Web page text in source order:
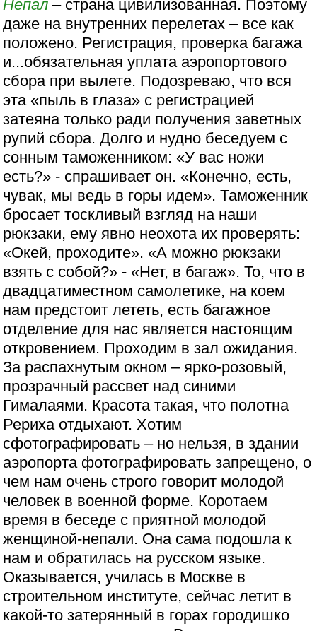
Непал – страна цивилизованная. Поэтому
даже на внутренних перелетах – все как
положено. Регистрация, проверка багажа
и...обязательная уплата аэропортового
сбора при вылете. Подозреваю, что вся
эта «пыль в глаза» с регистрацией
затеяна только ради получения заветных
рупий сбора. Долго и нудно беседуем с
сонным таможенником: «У вас ножи
есть?» - спрашивает он. «Конечно, есть,
чувак, мы ведь в горы идем». Таможенник
бросает тоскливый взгляд на наши
рюкзаки, ему явно неохота их проверять:
«Окей, проходите». «А можно рюкзаки
взять с собой?» - «Нет, в багаж». То, что в
двадцатиместном самолетике, на коем
нам предстоит лететь, есть багажное
отделение для нас является настоящим
откровением. Проходим в зал ожидания.
За распахнутым окном – ярко-розовый,
прозрачный рассвет над синими
Гималаями. Красота такая, что полотна
Рериха отдыхают. Хотим
сфотографировать – но нельзя, в здании
аэропорта фотографировать запрещено, о
чем нам очень строго говорит молодой
человек в военной форме. Коротаем
время в беседе с приятной молодой
женщиной-непали. Она сама подошла к
нам и обратилась на русском языке.
Оказывается, училась в Москве в
строительном институте, сейчас летит в
какой-то затерянный в горах городишко